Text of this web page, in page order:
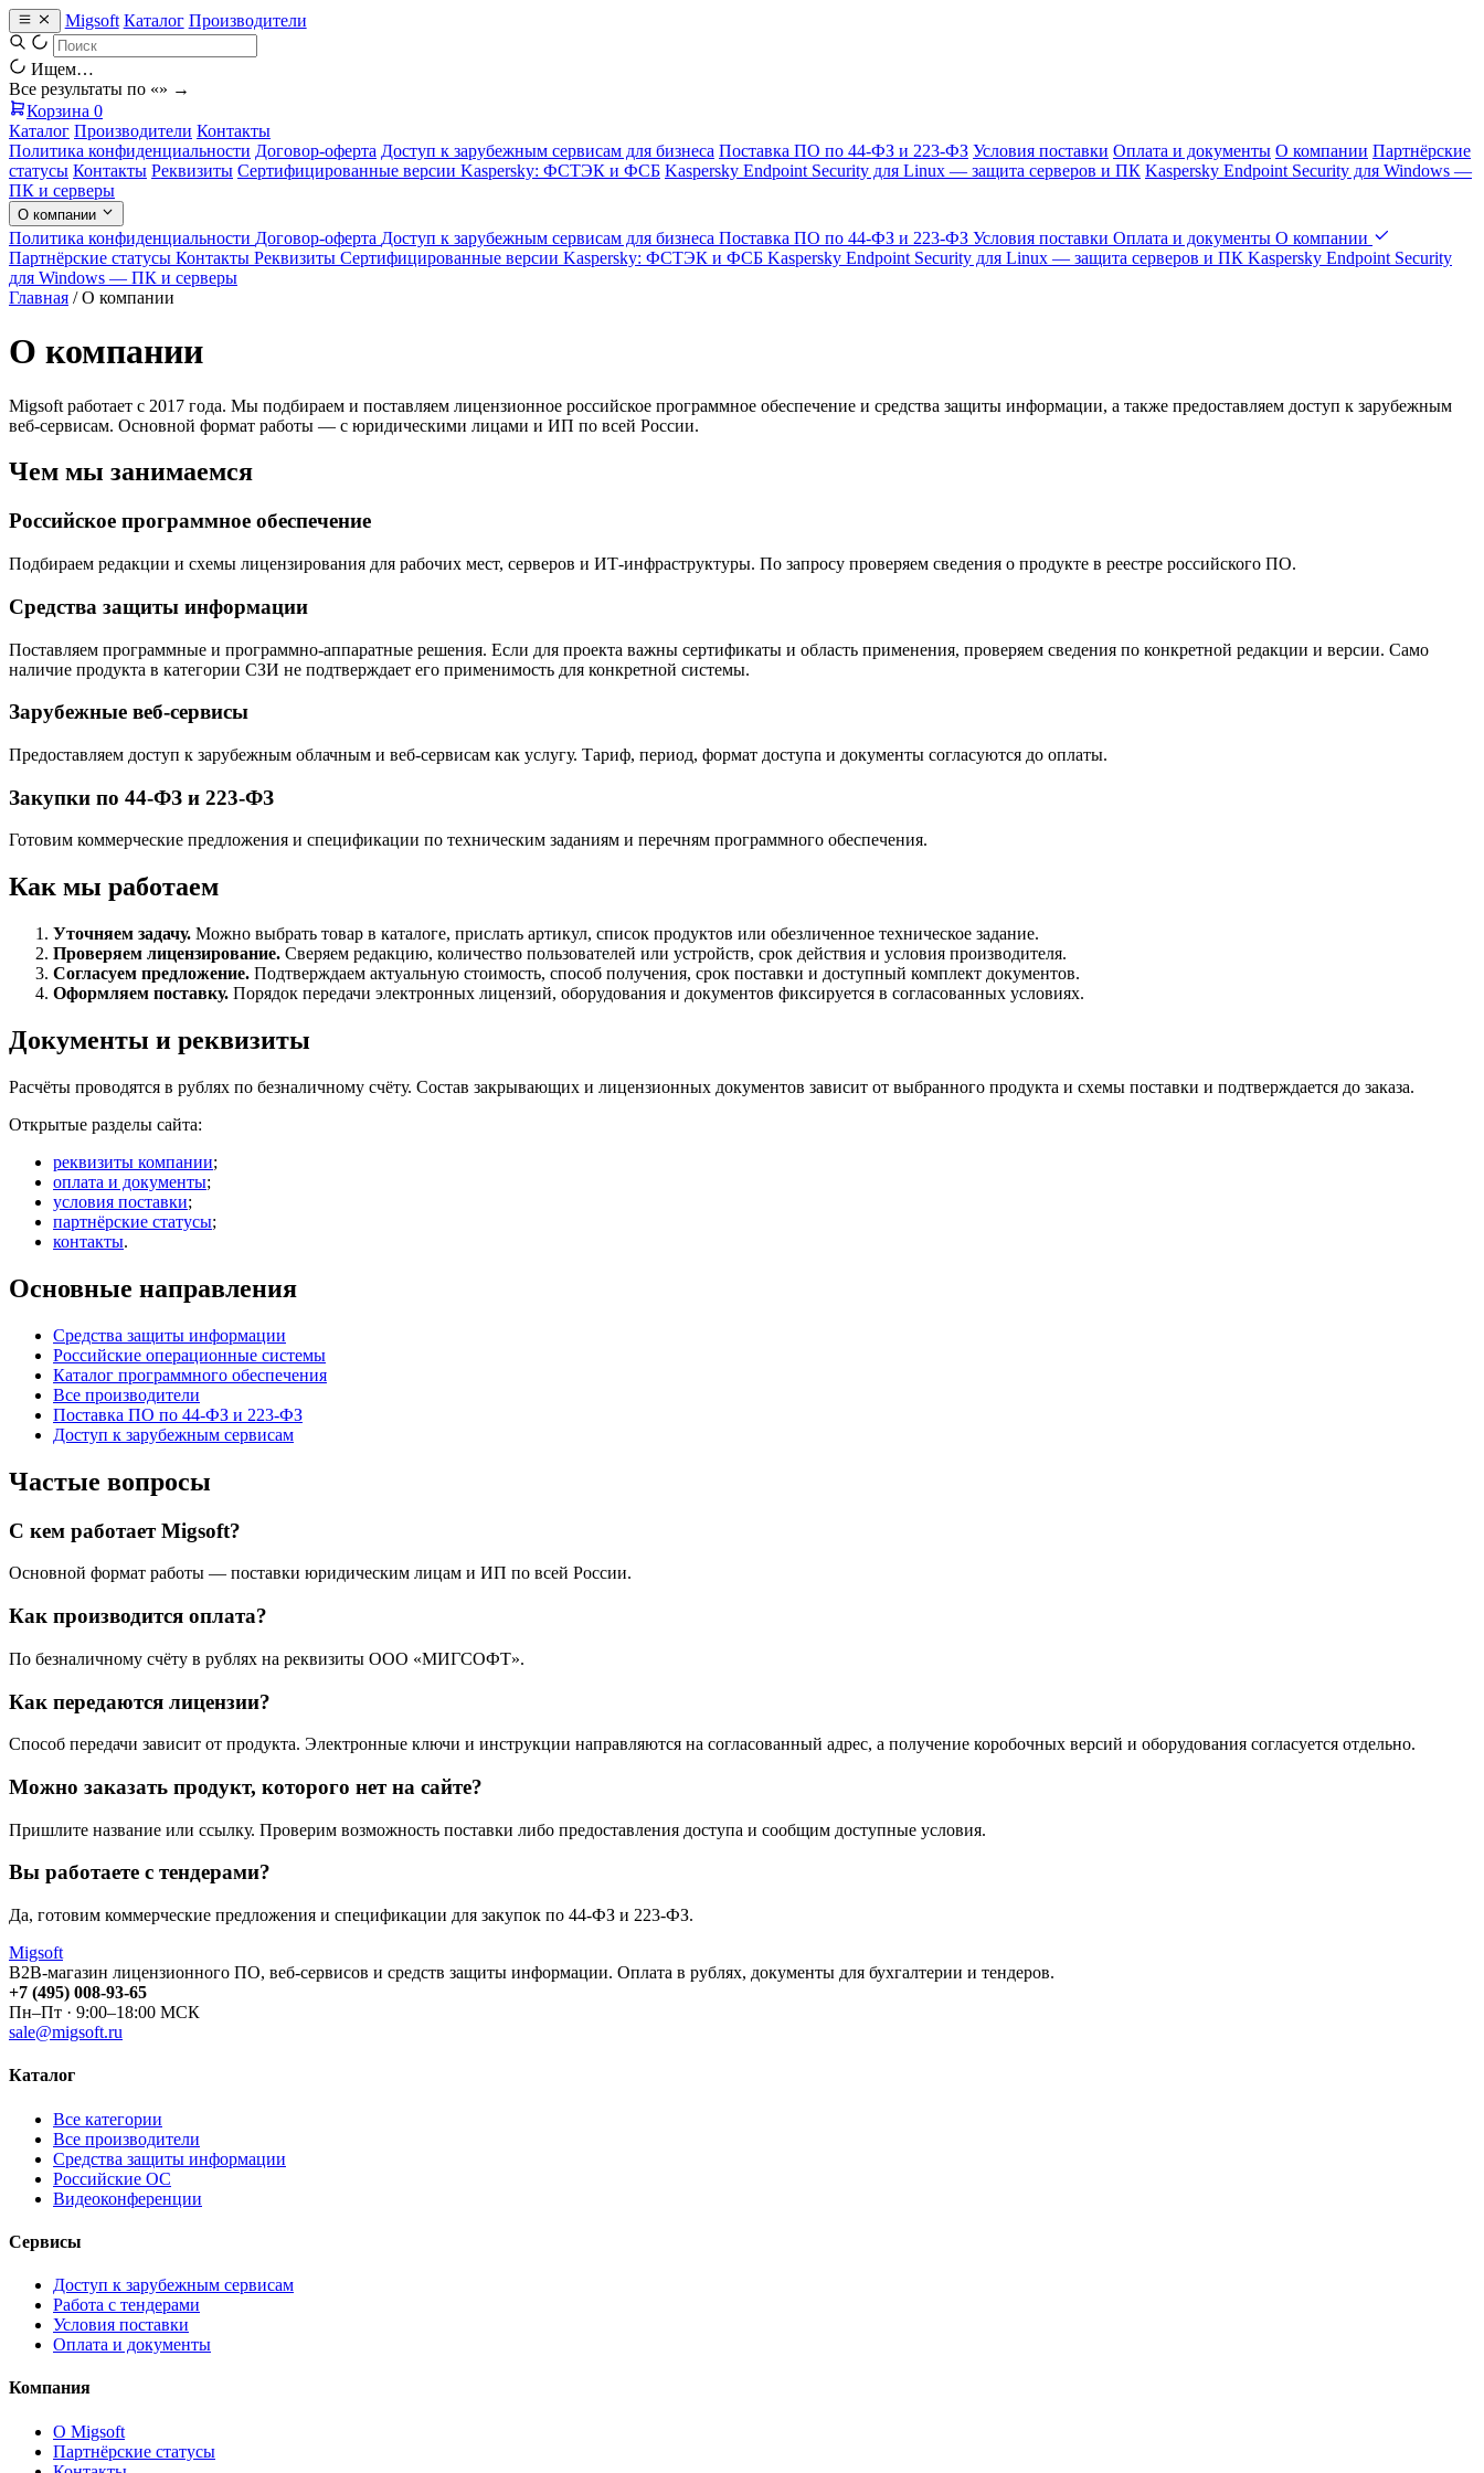
Migsoft Каталог Производители
Ищем…
Все результаты по «» →
Корзина 0
Каталог Производители Контакты
Политика конфиденциальности Договор-оферта Доступ к зарубежным сервисам для бизнеса Поставка ПО по 44-ФЗ и 223-ФЗ Условия поставки Оплата и документы О компании Партнёрские
статусы Контакты Реквизиты Сертифицированные версии Kaspersky: ФСТЭК и ФСБ Kaspersky Endpoint Security для Linux — защита серверов и ПК Kaspersky Endpoint Security для Windows —
ПК и серверы
О компании
Политика конфиденциальности Договор-оферта Доступ к зарубежным сервисам для бизнеса Поставка ПО по 44-ФЗ и 223-ФЗ Условия поставки Оплата и документы О компании
Партнёрские статусы Контакты Реквизиты Сертифицированные версии Kaspersky: ФСТЭК и ФСБ Kaspersky Endpoint Security для Linux — защита серверов и ПК Kaspersky Endpoint Security
для Windows — ПК и серверы
Главная / О компании
О компании
Migsoft работает с 2017 года. Мы подбираем и поставляем лицензионное российское программное обеспечение и средства защиты информации, а также предоставляем доступ к зарубежным
веб-сервисам. Основной формат работы — с юридическими лицами и ИП по всей России.
Чем мы занимаемся
Российское программное обеспечение
Подбираем редакции и схемы лицензирования для рабочих мест, серверов и ИТ-инфраструктуры. По запросу проверяем сведения о продукте в реестре российского ПО.
Средства защиты информации
Поставляем программные и программно-аппаратные решения. Если для проекта важны сертификаты и область применения, проверяем сведения по конкретной редакции и версии. Само
наличие продукта в категории СЗИ не подтверждает его применимость для конкретной системы.
Зарубежные веб-сервисы
Предоставляем доступ к зарубежным облачным и веб-сервисам как услугу. Тариф, период, формат доступа и документы согласуются до оплаты.
Закупки по 44-ФЗ и 223-ФЗ
Готовим коммерческие предложения и спецификации по техническим заданиям и перечням программного обеспечения.
Как мы работаем
Уточняем задачу. Можно выбрать товар в каталоге, прислать артикул, список продуктов или обезличенное техническое задание.
Проверяем лицензирование. Сверяем редакцию, количество пользователей или устройств, срок действия и условия производителя.
Согласуем предложение. Подтверждаем актуальную стоимость, способ получения, срок поставки и доступный комплект документов.
Оформляем поставку. Порядок передачи электронных лицензий, оборудования и документов фиксируется в согласованных условиях.
Документы и реквизиты
Расчёты проводятся в рублях по безналичному счёту. Состав закрывающих и лицензионных документов зависит от выбранного продукта и схемы поставки и подтверждается до заказа.
Открытые разделы сайта:
реквизиты компании;
оплата и документы;
условия поставки;
партнёрские статусы;
контакты.
Основные направления
Средства защиты информации
Российские операционные системы
Каталог программного обеспечения
Все производители
Поставка ПО по 44-ФЗ и 223-ФЗ
Доступ к зарубежным сервисам
Частые вопросы
С кем работает Migsoft?
Основной формат работы — поставки юридическим лицам и ИП по всей России.
Как производится оплата?
По безналичному счёту в рублях на реквизиты ООО «МИГСОФТ».
Как передаются лицензии?
Способ передачи зависит от продукта. Электронные ключи и инструкции направляются на согласованный адрес, а получение коробочных версий и оборудования согласуется отдельно.
Можно заказать продукт, которого нет на сайте?
Пришлите название или ссылку. Проверим возможность поставки либо предоставления доступа и сообщим доступные условия.
Вы работаете с тендерами?
Да, готовим коммерческие предложения и спецификации для закупок по 44-ФЗ и 223-ФЗ.
Migsoft
B2B-магазин лицензионного ПО, веб-сервисов и средств защиты информации. Оплата в рублях, документы для бухгалтерии и тендеров.
+7 (495) 008-93-65
Пн–Пт · 9:00–18:00 МСК
sale@migsoft.ru
Каталог
Все категории
Все производители
Средства защиты информации
Российские ОС
Видеоконференции
Сервисы
Доступ к зарубежным сервисам
Работа с тендерами
Условия поставки
Оплата и документы
Компания
О Migsoft
Партнёрские статусы